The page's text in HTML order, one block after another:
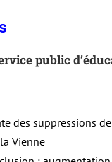
public
des suppressions
Vienne